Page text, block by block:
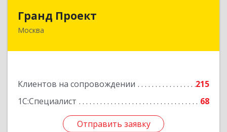
Гранд Проект
Москва
Клиентов на сопровождении
215
1С:Специалист
68
Отправить заявку
111033, Москва г, Золоторожский Вал ул, дом
Отправить заявку